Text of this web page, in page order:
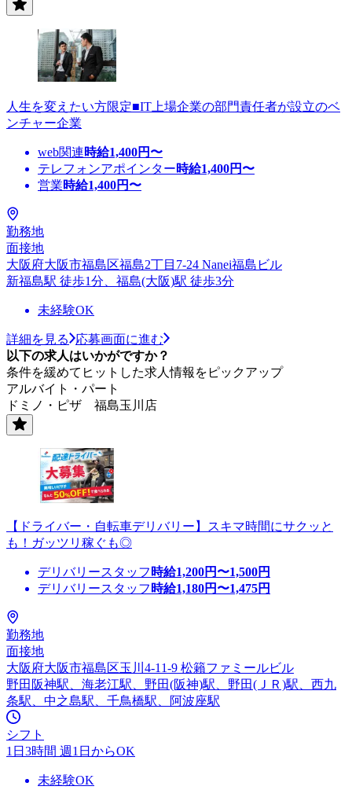
人生を変えたい方限定■IT上場企業の部門責任者が設立のベ
ンチャー企業
web関連時給1,400円〜
テレフォンアポインター時給1,400円〜
営業時給1,400円〜
勤務地
面接地
大阪府大阪市福島区福島2丁目7-24 Nanei福島ビル
新福島駅 徒歩1分、福島(大阪)駅 徒歩3分
未経験OK
詳細を見る
応募画面に進む
以下の求人はいかがですか？
条件を緩めてヒットした求人情報をピックアップ
アルバイト・パート
ドミノ・ピザ 福島玉川店
【ドライバー・自転車デリバリー】スキマ時間にサクッと
も！ガッツリ稼ぐも◎
デリバリースタッフ 時給1,200円〜1,500円
デリバリースタッフ 時給1,180円〜1,475円
勤務地
面接地
大阪府大阪市福島区玉川4-11-9 松籟ファミールビル
野田阪神駅、海老江駅、野田(阪神)駅、野田(ＪＲ)駅、西九
条駅、中之島駅、千鳥橋駅、阿波座駅
シフト
1日3時間 週1日からOK
未経験OK